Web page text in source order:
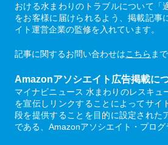
おける水まわりのトラブルについて「
をお客様に届けられるよう、掲載記事
イト運営企業の監修を入れています。
記事に関するお問い合わせはこちら まで
Amazonアソシエイト広告掲載に
マイナビニュース 水まわりのレスキュ
を宣伝しリンクすることによってサイ
段を提供することを目的に設定された
である、Amazonアソシエイト・プログ